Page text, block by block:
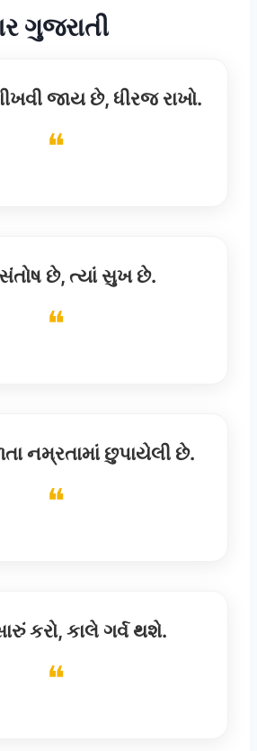
ગુજરાતી
જાય છે, ધીરજ રાખો.
છે, ત્યાં સુખ છે.
નમ્રતામાં છુપાયેલી છે.
કરો, કાલે ગર્વ થશે.